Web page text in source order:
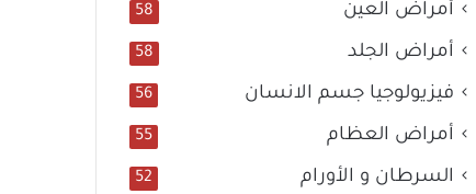
أمراض العين 58
أمراض الجلد 58
فيزيولوجيا جسم الانسان 56
أمراض العظام 55
السرطان و الأورام 52